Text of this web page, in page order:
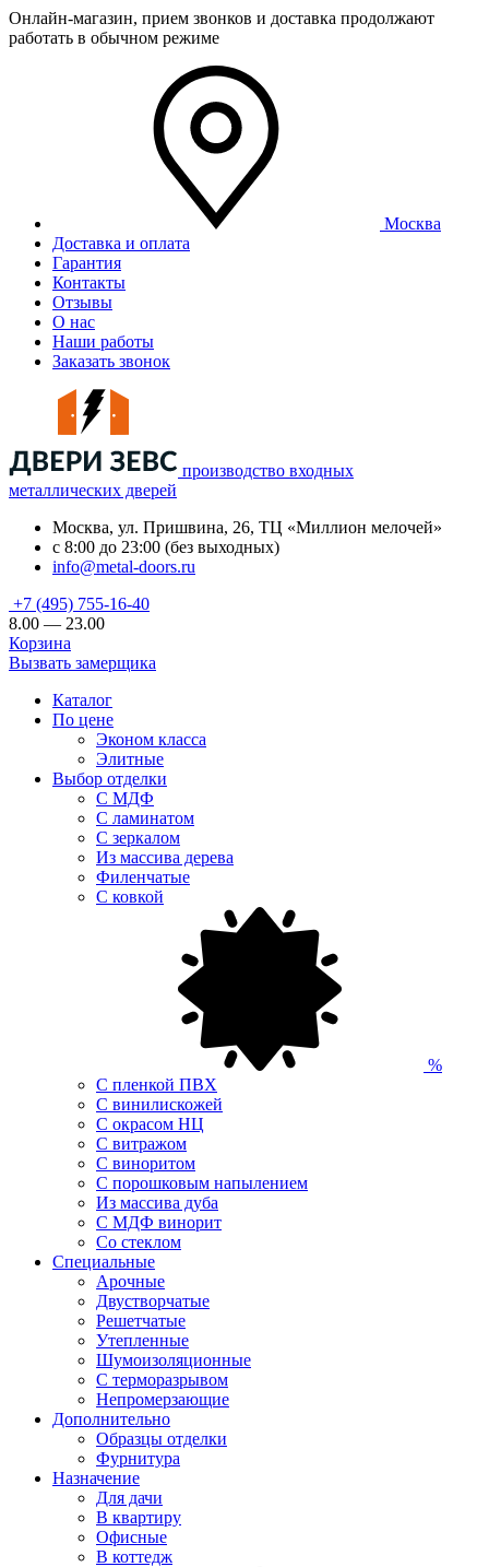
Онлайн-магазин, прием звонков и доставка продолжают
работать в обычном режиме
Москва
Доставка и оплата
Гарантия
Контакты
Отзывы
О нас
Наши работы
Заказать звонок
производство входных
металлических дверей
Москва, ул. Пришвина, 26, ТЦ «Миллион мелочей»
с 8:00 до 23:00 (без выходных)
info@metal-doors.ru
+7 (495) 755-16-40
8.00 — 23.00
Корзина
Вызвать замерщика
Каталог
По цене
Эконом класса
Элитные
Выбор отделки
С МДФ
С ламинатом
С зеркалом
Из массива дерева
Филенчатые
С ковкой
%
С пленкой ПВХ
С винилискожей
С окрасом НЦ
С витражом
С виноритом
С порошковым напылением
Из массива дуба
С МДФ винорит
Со стеклом
Специальные
Арочные
Двустворчатые
Решетчатые
Утепленные
Шумоизоляционные
С терморазрывом
Непромерзающие
Дополнительно
Образцы отделки
Фурнитура
Назначение
Для дачи
В квартиру
Офисные
В коттедж